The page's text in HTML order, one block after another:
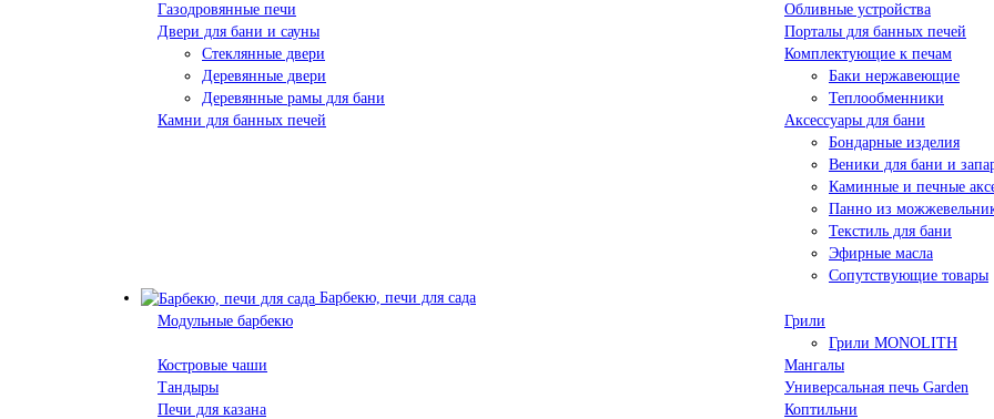
Газодровянные печи
Обливные устройства
Двери для бани и сауны
Стеклянные двери
Деревянные двери
Деревянные рамы для бани
Порталы для банных печей
Комплектующие к печам
Баки нержавеющие
Теплообменники
Камни для банных печей
Аксессуары для бани
Бондарные изделия
Веники для бани и
Каминные и печные
Панно из
Текстиль для бани
Эфирные масла
Сопутствующие товары
Барбекю, печи для сада
Модульные барбекю
Грили
Грили MONOLITH
Костровые чаши
Мангалы
Тандыры
Универсальная печь Garden
Печи для казана
Коптильни